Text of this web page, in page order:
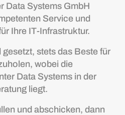
Data Systems GmbH
Service und
Ihre IT-Infrastruktur.
stets das Beste für
wobei die
Data Systems in der
liegt.
und abschicken, dann